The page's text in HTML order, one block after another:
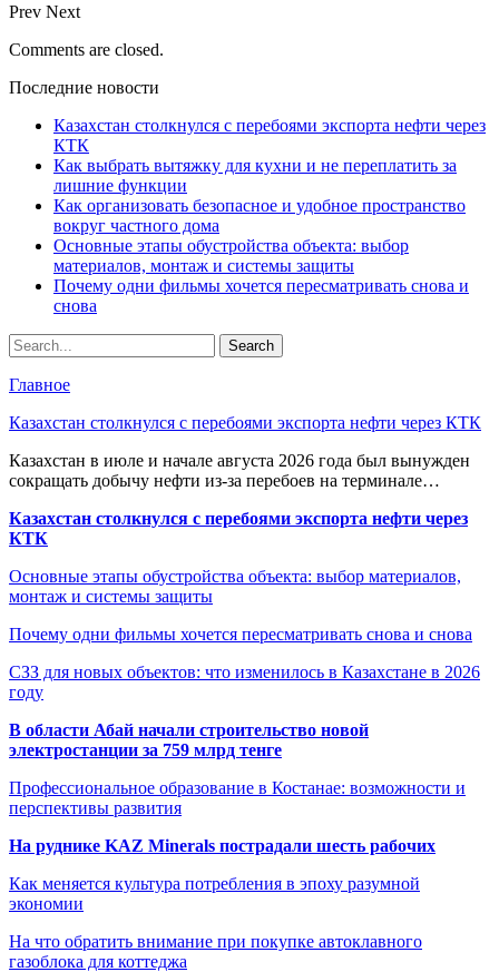
Prev Next
Comments are closed.
Последние новости
Казахстан столкнулся с перебоями экспорта нефти через
КТК
Как выбрать вытяжку для кухни и не переплатить за
лишние функции
Как организовать безопасное и удобное пространство
вокруг частного дома
Основные этапы обустройства объекта: выбор
материалов, монтаж и системы защиты
Почему одни фильмы хочется пересматривать снова и
снова
Главное
Казахстан столкнулся с перебоями экспорта нефти через КТК
Казахстан в июле и начале августа 2026 года был вынужден
сокращать добычу нефти из-за перебоев на терминале…
Казахстан столкнулся с перебоями экспорта нефти через
КТК
Основные этапы обустройства объекта: выбор материалов,
монтаж и системы защиты
Почему одни фильмы хочется пересматривать снова и снова
СЗЗ для новых объектов: что изменилось в Казахстане в 2026
году
В области Абай начали строительство новой
электростанции за 759 млрд тенге
Профессиональное образование в Костанае: возможности и
перспективы развития
На руднике KAZ Minerals пострадали шесть рабочих
Как меняется культура потребления в эпоху разумной
экономии
На что обратить внимание при покупке автоклавного
газоблока для коттеджа